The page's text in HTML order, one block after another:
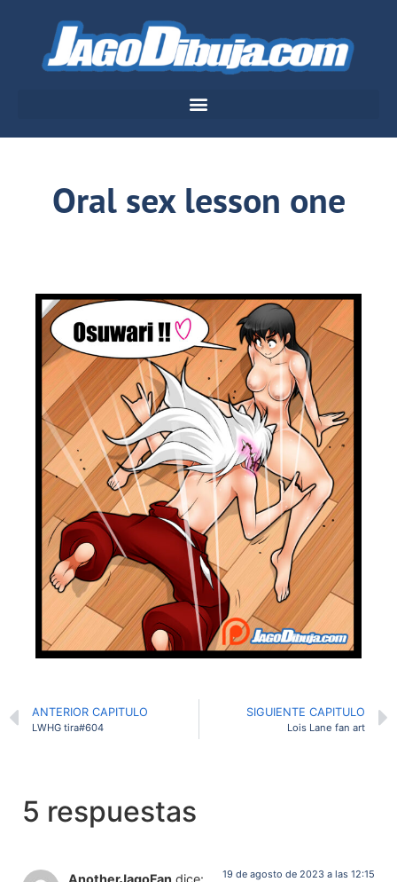
Oral sex lesson one
ANTERIOR CAPITULO
LWHG tira#604
SIGUIENTE CAPITULO
Lois Lane fan art
5 respuestas
19 de agosto de 2023 a las 12:15